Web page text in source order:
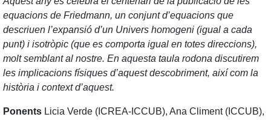
equacions de Friedmann, un conjunt d’equacions que
descriuen l’expansió d’un Univers homogeni (igual a cada
punt) i isotròpic (que es comporta igual en totes direccions),
molt semblant al nostre. En aquesta taula rodona discutirem
les implicacions físiques d’aquest descobriment, així com la
història i context d’aquest.
Ponents Licia Verde (ICREA-ICCUB), Ana Climent (ICCUB),